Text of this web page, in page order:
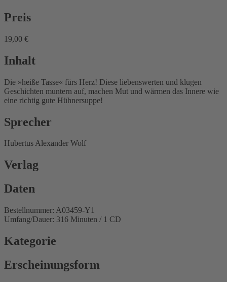
Preis
19,00 €
Inhalt
Die »heiße Tasse« fürs Herz! Diese liebenswerten und klugen
Geschichten muntern auf, machen Mut und wärmen das Innere wie
eine richtig gute Hühnersuppe!
Sprecher
Hubertus Alexander Wolf
Verlag
Daten
Bestellnummer: A03459-Y1
Umfang/Dauer: 316 Minuten / 1 CD
Kategorie
Erscheinungsform